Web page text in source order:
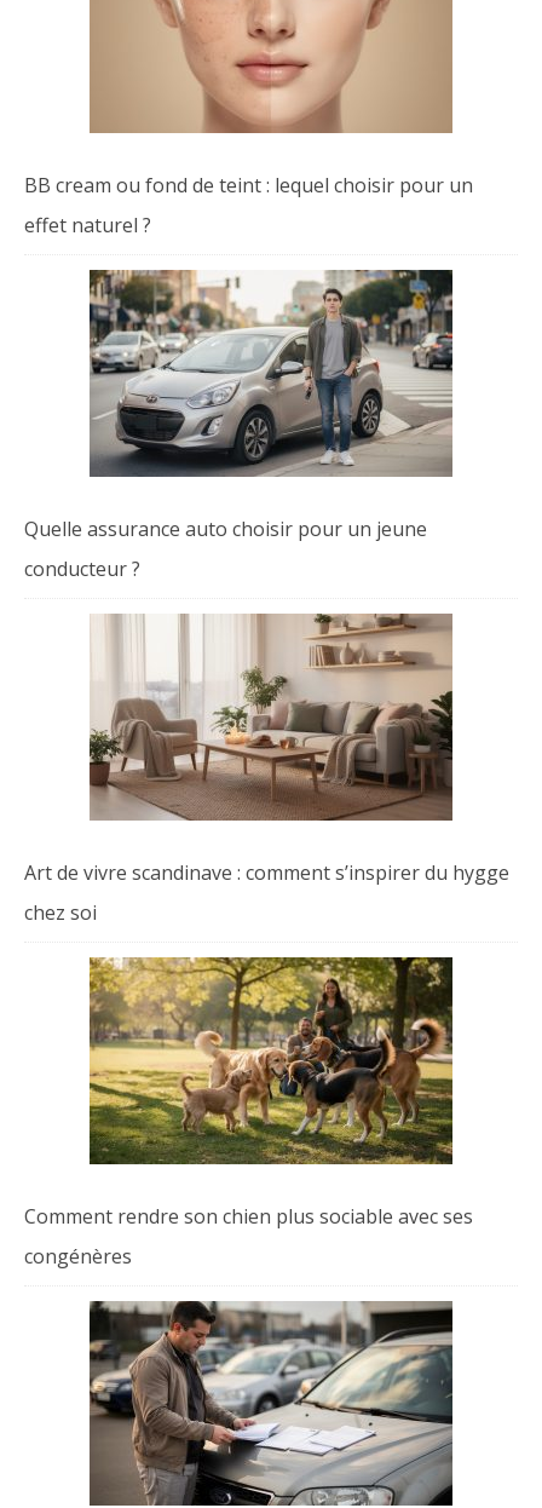
BB cream ou fond de teint : lequel choisir pour un
effet naturel ?
Quelle assurance auto choisir pour un jeune
conducteur ?
Art de vivre scandinave : comment s’inspirer du hygge
chez soi
Comment rendre son chien plus sociable avec ses
congénères